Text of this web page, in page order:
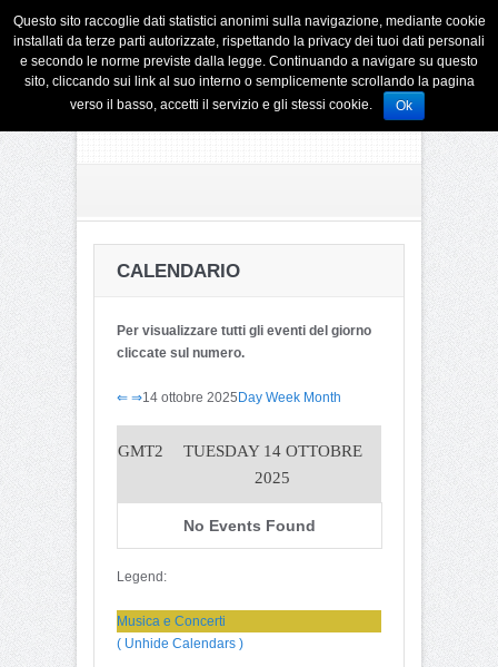
CALENDARIO
Per visualizzare tutti gli eventi del giorno
cliccate sul numero.
⇐ ⇒14 ottobre 2025Day Week Month
GMT2
TUESDAY 14 OTTOBRE
2025
No Events Found
Legend:
Musica e Concerti
( Unhide Calendars )
Questo sito raccoglie dati statistici anonimi sulla navigazione, mediante cookie
installati da terze parti autorizzate, rispettando la privacy dei tuoi dati personali
e secondo le norme previste dalla legge. Continuando a navigare su questo
sito, cliccando sui link al suo interno o semplicemente scrollando la pagina
verso il basso, accetti il servizio e gli stessi cookie.
Ok